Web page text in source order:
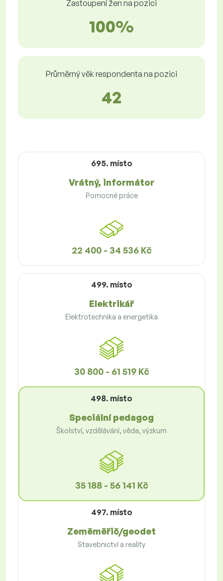
Zastoupení žen na pozici
100%
Průměrný věk respondenta na pozici
42
695. místo
Vrátný, informátor
Pomocné práce
22 400 - 34 536 Kč
499. místo
Elektrikář
Elektrotechnika a energetika
30 800 - 61 519 Kč
498. místo
Speciální pedagog
Školství, vzdělávání, věda, výzkum
35 188 - 56 141 Kč
497. místo
Zeměměřič/geodet
Stavebnictví a reality